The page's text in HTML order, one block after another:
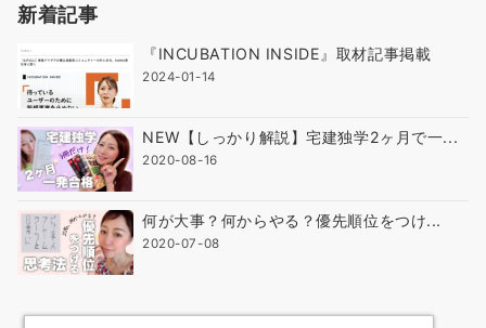
新着記事
『INCUBATION INSIDE』取材記事掲載
2024-01-14
NEW【しっかり解説】宅建独学2ヶ月で一...
2020-08-16
何が大事？何からやる？優先順位をつけ...
2020-07-08